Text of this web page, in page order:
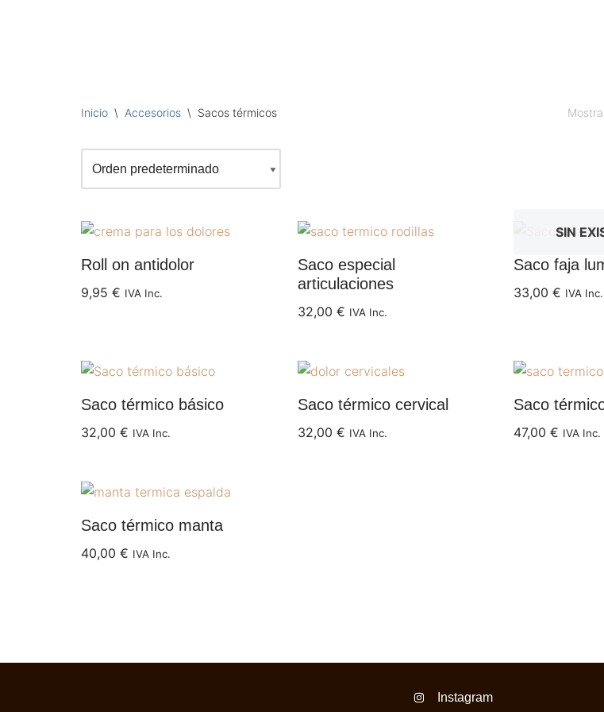
Inicio \ Accesorios \ Sacos térmicos
Roll on antidolor
9,95 € IVA Inc.
Saco especial
articulaciones
32,00 € IVA Inc.
SIN
Saco faja
33,00€ IVA Inc.
Saco térmico básico
32,00 € IVA Inc.
Saco térmico cervical
32,00 € IVA Inc.
Saco
47,00€ IVA Inc.
Saco térmico manta
40,00 € IVA Inc.
Instagram